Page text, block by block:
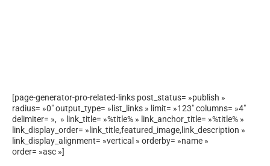
[page-generator-pro-related-links post_status= »publish »
radius= »0″ output_type= »list_links » limit= »123″ columns= »4″
delimiter= », » link_title= »%title% » link_anchor_title= »%title% »
link_display_order= »link_title,featured_image,link_description »
link_display_alignment= »vertical » orderby= »name »
order= »asc »]